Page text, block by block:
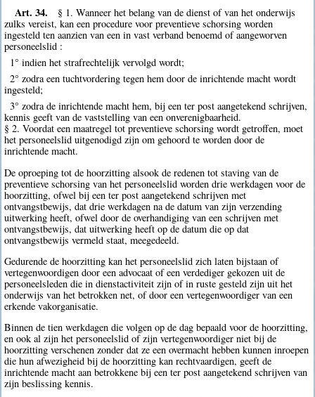
Art. 34.
§ 1. Wanneer het belang van de dienst of van het onderwijs
zulks vereist, kan een procedure voor preventieve schorsing worden
ingesteld ten aanzien van een in vast verband benoemd of aangeworven
personeelslid :
1° indien het strafrechtelijk vervolgd wordt;
2° zodra een tuchtvordering tegen hem door de inrichtende macht wordt
ingesteld;
3° zodra de inrichtende macht hem, bij een ter post aangetekend schrijven,
kennis geeft van de vaststelling van een onverenigbaarheid.
§ 2. Voordat een maatregel tot preventieve schorsing wordt getroffen, moet
het personeelslid uitgenodigd zijn om gehoord te worden door de
inrichtende macht.
De oproeping tot de hoorzitting alsook de redenen tot staving van de
preventieve schorsing van het personeelslid worden drie werkdagen voor de
hoorzitting, ofwel bij een ter post aangetekend schrijven met
ontvangstbewijs, dat drie werkdagen na de datum van zijn verzending
uitwerking heeft, ofwel door de overhandiging van een schrijven met
ontvangstbewijs, dat uitwerking heeft op de datum die op dat
ontvangstbewijs vermeld staat, meegedeeld.
Gedurende de hoorzitting kan het personeelslid zich laten bijstaan of
vertegenwoordigen door een advocaat of een verdediger gekozen uit de
personeelsleden die in dienstactiviteit zijn of in ruste gesteld zijn uit het
onderwijs van het betrokken net, of door een vertegenwoordiger van een
erkende vakorganisatie.
Binnen de tien werkdagen die volgen op de dag bepaald voor de hoorzitting,
en ook al zijn het personeelslid of zijn vertegenwoordiger niet bij de
hoorzitting verschenen zonder dat ze een overmacht hebben kunnen inroepen
die hun afwezigheid bij de hoorzitting kan rechtvaardigen, geeft de
inrichtende macht aan betrokkene bij een ter post aangetekend schrijven van
zijn beslissing kennis.